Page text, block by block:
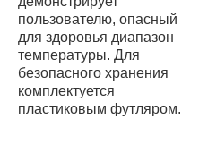
пользователю, опасный
для здоровья диапазон
температуры. Для
безопасного хранения
комплектуется
пластиковым футляром.